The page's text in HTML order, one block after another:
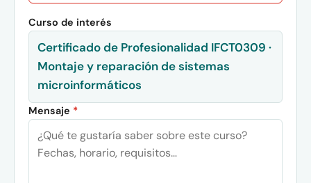
Curso de interés
Certificado de Profesionalidad IFCT0309 ·
Montaje y reparación de sistemas
microinformáticos
Mensaje *